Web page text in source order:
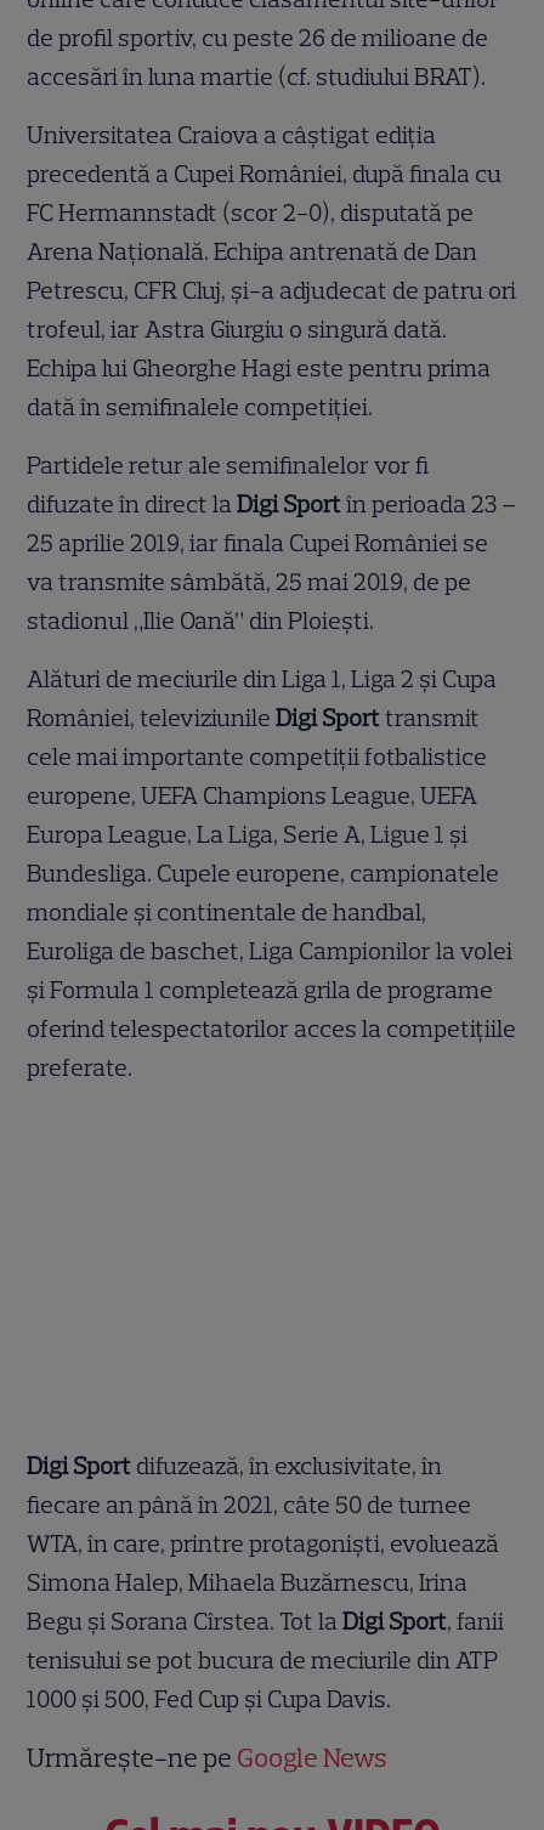
de profil sportiv, cu peste 26 de milioane de
accesări în luna martie (cf. studiului BRAT).
Universitatea Craiova a câştigat ediția
precedentă a Cupei României, după finala cu
FC Hermannstadt (scor 2-0), disputată pe
Arena Naţională. Echipa antrenată de Dan
Petrescu, CFR Cluj, și-a adjudecat de patru ori
trofeul, iar Astra Giurgiu o singură dată.
Echipa lui Gheorghe Hagi este pentru prima
dată în semifinalele competiției.
Partidele retur ale semifinalelor vor fi
difuzate în direct laDigi Sportîn perioada 23 –
25 aprilie 2019, iar finala Cupei României se
va transmite sâmbătă, 25 mai 2019, de pe
stadionul „Ilie Oană” din Ploieşti.
Alături de meciurile din Liga 1, Liga 2 și Cupa
României, televiziunileDigi Sporttransmit
cele mai importante competiții fotbalistice
europene, UEFA Champions League, UEFA
Europa League, La Liga, Serie A, Ligue 1 și
Bundesliga. Cupele europene, campionatele
mondiale și continentale de handbal,
Euroliga de baschet, Liga Campionilor la volei
și Formula 1 completează grila de programe
oferind telespectatorilor acces la competițiile
preferate.
Digi Sport difuzează, în exclusivitate, în
fiecare an până în 2021, câte 50 de turnee
WTA, în care, printre protagoniști, evoluează
Simona Halep, Mihaela Buzărnescu, Irina
Begu și Sorana Cîrstea. Tot laDigi Sport, fanii
tenisului se pot bucura de meciurile din ATP
1000 și 500, Fed Cup și Cupa Davis.
Urmărește-ne pe Google News